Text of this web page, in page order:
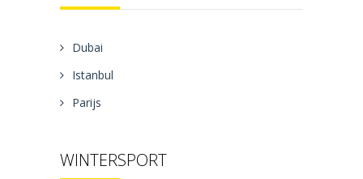
Dubai
Istanbul
Parijs
WINTERSPORT